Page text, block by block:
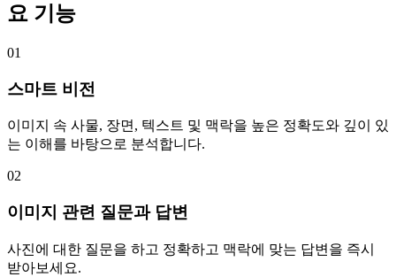
요 기능
01
스마트 비전
이미지 속 사물, 장면, 텍스트 및 맥락을 높은 정확도와 깊이 있
는 이해를 바탕으로 분석합니다.
02
이미지 관련 질문과 답변
사진에 대한 질문을 하고 정확하고 맥락에 맞는 답변을 즉시
받아보세요.